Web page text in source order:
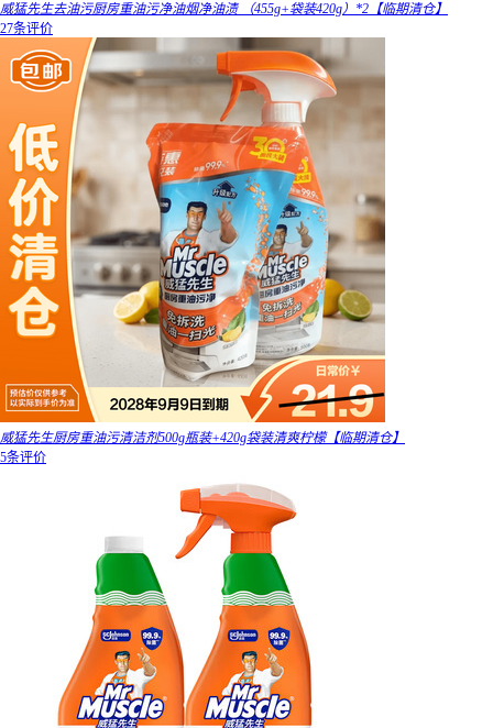
威猛先生去油污厨房重油污净油烟净油渍 （455g+袋装420g）*2【临期清仓】
27条评价
威猛先生厨房重油污清洁剂500g瓶装+420g袋装清爽柠檬【临期清仓】
5条评价